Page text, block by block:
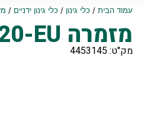
עמוד הבית/ כלי גינון / כלי גינון ידניים /
מזמרה ARS 120-EU
מק"ט: 4453145